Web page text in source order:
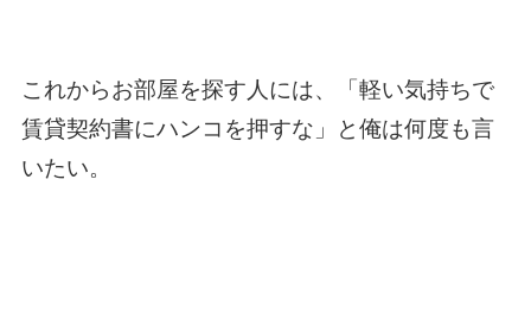
これからお部屋を探す人には、「軽い気持ちで
賃貸契約書にハンコを押すな」と俺は何度も言
いたい。